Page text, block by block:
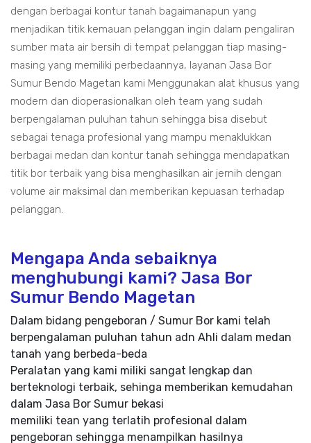
dengan berbagai kontur tanah bagaimanapun yang
menjadikan titik kemauan pelanggan ingin dalam pengaliran
sumber mata air bersih di tempat pelanggan tiap masing-
masing yang memiliki perbedaannya, layanan Jasa Bor
Sumur Bendo Magetan kami Menggunakan alat khusus yang
modern dan dioperasionalkan oleh team yang sudah
berpengalaman puluhan tahun sehingga bisa disebut
sebagai tenaga profesional yang mampu menaklukkan
berbagai medan dan kontur tanah sehingga mendapatkan
titik bor terbaik yang bisa menghasilkan air jernih dengan
volume air maksimal dan memberikan kepuasan terhadap
pelanggan.
Mengapa Anda sebaiknya
menghubungi kami? Jasa Bor
Sumur Bendo Magetan
Dalam bidang pengeboran / Sumur Bor kami telah
berpengalaman puluhan tahun adn Ahli dalam medan
tanah yang berbeda-beda
Peralatan yang kami miliki sangat lengkap dan
berteknologi terbaik, sehinga memberikan kemudahan
dalam Jasa Bor Sumur bekasi
memiliki tean yang terlatih profesional dalam
pengeboran sehingga menampilkan hasilnya